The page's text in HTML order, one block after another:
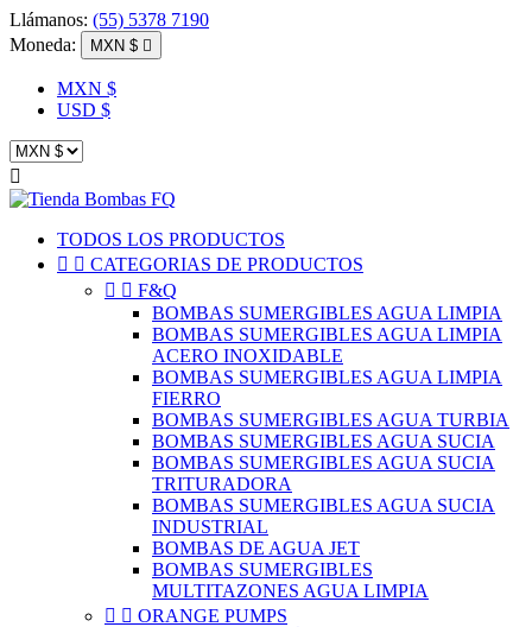
Llámanos: (55) 5378 7190
Moneda:
MXN $ 
MXN $
USD $

TODOS LOS PRODUCTOS
  CATEGORIAS DE PRODUCTOS
  F&Q
BOMBAS SUMERGIBLES AGUA LIMPIA
BOMBAS SUMERGIBLES AGUA LIMPIA
ACERO INOXIDABLE
BOMBAS SUMERGIBLES AGUA LIMPIA
FIERRO
BOMBAS SUMERGIBLES AGUA TURBIA
BOMBAS SUMERGIBLES AGUA SUCIA
BOMBAS SUMERGIBLES AGUA SUCIA
TRITURADORA
BOMBAS SUMERGIBLES AGUA SUCIA
INDUSTRIAL
BOMBAS DE AGUA JET
BOMBAS SUMERGIBLES
MULTITAZONES AGUA LIMPIA
  ORANGE PUMPS